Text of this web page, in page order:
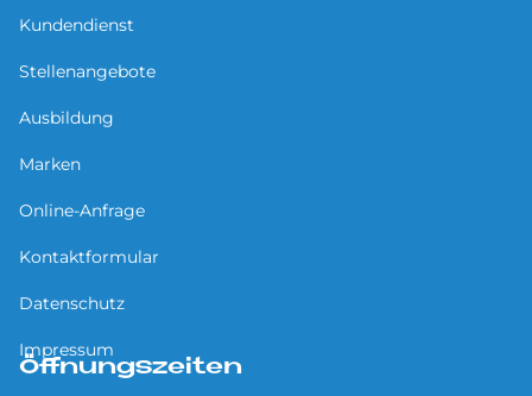
Kundendienst
Stellenangebote
Ausbildung
Marken
Online-Anfrage
Kontaktformular
Datenschutz
Impressum
Öffnungszeiten